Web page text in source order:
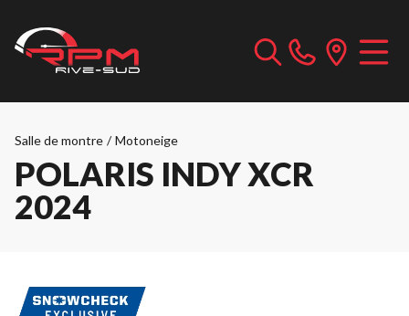
Salle de montre / Motoneige
POLARIS INDY XCR
2024